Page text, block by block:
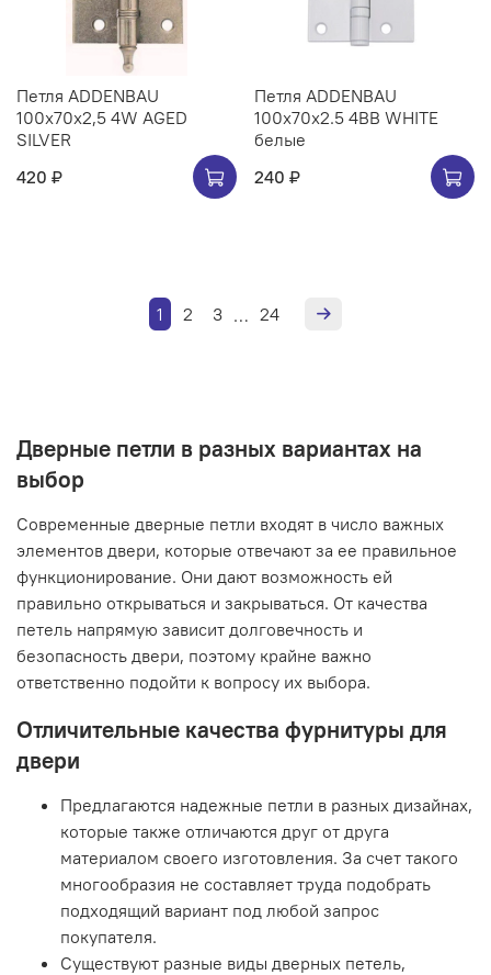
Петля ADDENBAU
100х70х2,5 4W AGED
SILVER
420 ₽
Петля ADDENBAU
100х70х2.5 4BB WHITE
белые
240 ₽
1 2 3 … 24
Дверные петли в разных вариантах на
выбор
Современные дверные петли входят в число важных
элементов двери, которые отвечают за ее правильное
функционирование. Они дают возможность ей
правильно открываться и закрываться. От качества
петель напрямую зависит долговечность и
безопасность двери, поэтому крайне важно
ответственно подойти к вопросу их выбора.
Отличительные качества фурнитуры для
двери
Предлагаются надежные петли в разных дизайнах,
которые также отличаются друг от друга
материалом своего изготовления. За счет такого
многообразия не составляет труда подобрать
подходящий вариант под любой запрос
покупателя.
Существуют разные виды дверных петель,